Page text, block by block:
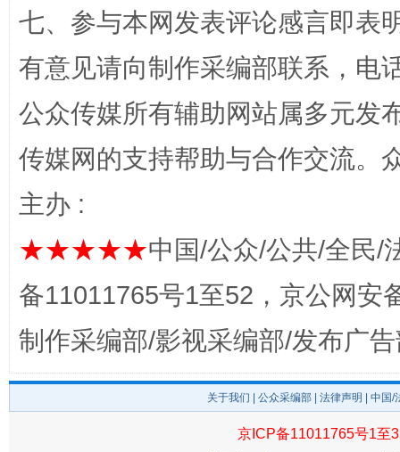
完善运行机制助力责任有效落实 一纸欠
东山县通报“牛蛙产品抗生素超标问题” 法
七、参与本网发表评论感言即表
有意见请向制作采编部联系，电
公众传媒所有辅助网站属多元发
传媒网的支持帮助与合作交流。
主办 :
★★★★★中国/公众/公共/全民/
备11011765号1至52，京公网安
制作采编部/影视采编部/发布广
关于我们 公众采编部 法律声明 | 中国
京ICP备11011765号1至